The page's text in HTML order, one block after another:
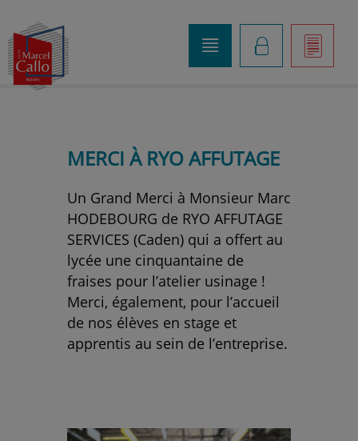
]
K
o
MERCI À RYO AFFUTAGE
Un Grand Merci à Monsieur Marc
HODEBOURG de RYO AFFUTAGE
SERVICES (Caden) qui a offert au
lycée une cinquantaine de
fraises pour l’atelier usinage !
Merci, également, pour l’accueil
de nos élèves en stage et
apprentis au sein de l’entreprise.